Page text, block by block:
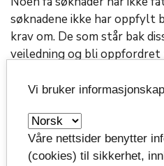
søknadene ikke har oppfylt
krav om. De som står bak
veiledning og bli oppfordret
Her er de største
nærmljøanlegg
Vi bruker
Våre nettsider benytter
(cookies) til sikkerhet,